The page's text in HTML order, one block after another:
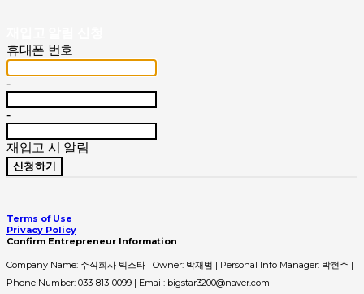
휴대폰 번호
-
-
재입고 시 알림
신청하기
Terms of Use
Privacy Policy
Confirm Entrepreneur Information
Company Name: 주식회사 빅스타 | Owner: 박재범 | Personal Info Manager: 박현주 |
Phone Number: 033-813-0099 | Email: bigstar3200@naver.com